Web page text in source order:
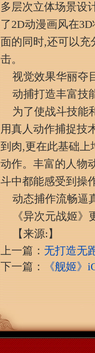
多层次立体场景设
了2D动漫画风在
面的同时,还可以充
击。
视觉效果华丽夺
动捕打造丰富技
为了使战斗技能
用真人动作捕捉技
到肉,更在此基础上
动作。丰富的人物
斗中都能感受到操
动态捕作流畅逼
《异次元战姬》
【来源:】
上一篇： 无打造无
下一篇：
《舰姬》